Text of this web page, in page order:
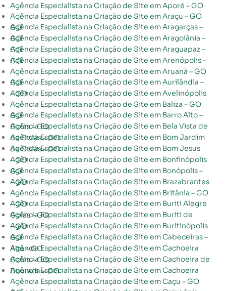
Agência Especialista na Criação de Site em Aporé – GO
Agência Especialista na Criação de Site em Araçu – GO
Agência Especialista na Criação de Site em Aragarças – GO
Agência Especialista na Criação de Site em Aragoiânia – GO
Agência Especialista na Criação de Site em Araguapaz – GO
Agência Especialista na Criação de Site em Arenópolis – GO
Agência Especialista na Criação de Site em Aruanã – GO
Agência Especialista na Criação de Site em Aurilândia – GO
Agência Especialista na Criação de Site em Avelinópolis – GO
Agência Especialista na Criação de Site em Baliza – GO
Agência Especialista na Criação de Site em Barro Alto – GO
Agência Especialista na Criação de Site em Bela Vista de Goiás – GO
Agência Especialista na Criação de Site em Bom Jardim de Goiás – GO
Agência Especialista na Criação de Site em Bom Jesus de Goiás – GO
Agência Especialista na Criação de Site em Bonfinópolis – GO
Agência Especialista na Criação de Site em Bonópolis – GO
Agência Especialista na Criação de Site em Brazabrantes – GO
Agência Especialista na Criação de Site em Britânia – GO
Agência Especialista na Criação de Site em Buriti Alegre – GO
Agência Especialista na Criação de Site em Buriti de Goiás – GO
Agência Especialista na Criação de Site em Buritinópolis – GO
Agência Especialista na Criação de Site em Cabeceiras – GO
Agência Especialista na Criação de Site em Cachoeira Alta – GO
Agência Especialista na Criação de Site em Cachoeira de Goiás – GO
Agência Especialista na Criação de Site em Cachoeira Dourada – GO
Agência Especialista na Criação de Site em Caçu – GO